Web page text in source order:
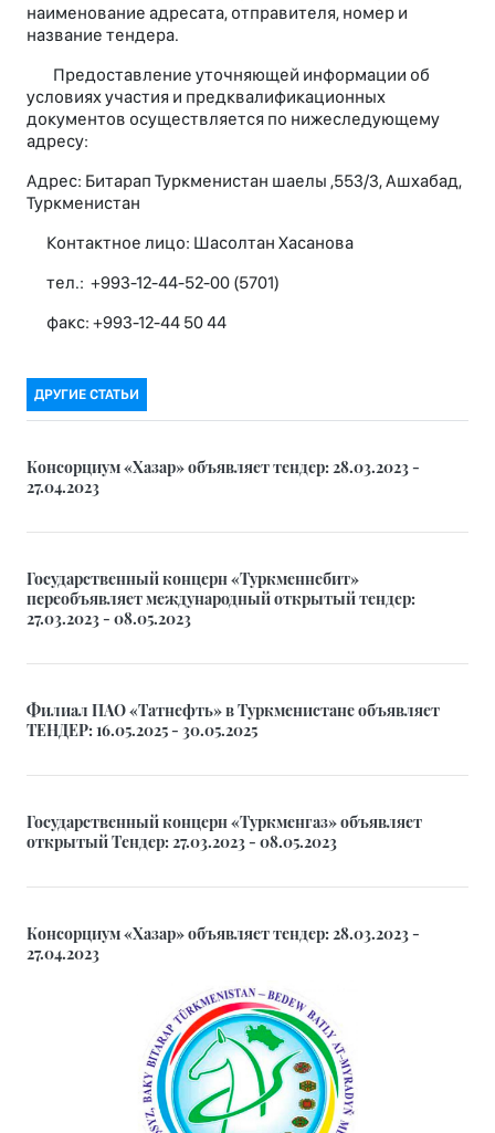
наименование адресата, отправителя, номер и
название тендера.
Предоставление уточняющей информации об
условиях участия и предквалификационных
документов осуществляется по нижеследующему
адресу:
Адрес: Битарап Туркменистан шаелы ,553/3, Ашхабад,
Туркменистан
Контактное лицо: Шасолтан Хасанова
тел.: +993-12-44-52-00 (5701)
факс: +993-12-44 50 44
ДРУГИЕ СТАТЬИ
Консорциум «Хазар» объявляет тендер: 28.03.2023 -
27.04.2023
Государственный концерн «Туркменнебит»
переобъявляет международный открытый тендер:
27.03.2023 - 08.05.2023
Филиал ПАО «Татнефть» в Туркменистане объявляет
ТЕНДЕР: 16.05.2025 - 30.05.2025
Государственный концерн «Туркменгаз» объявляет
открытый Тендер: 27.03.2023 - 08.05.2023
Консорциум «Хазар» объявляет тендер: 28.03.2023 -
27.04.2023